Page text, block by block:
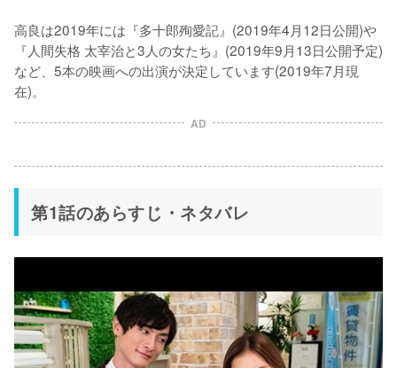
高良は2019年には『多十郎殉愛記』(2019年4月12日公開)や
『人間失格 太宰治と3人の女たち』(2019年9月13日公開予定)
など、5本の映画への出演が決定しています(2019年7月現
在)。
AD
第1話のあらすじ・ネタバレ